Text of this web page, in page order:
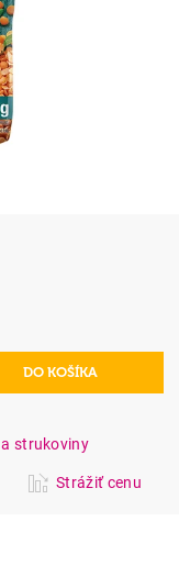
strukoviny
Strážiť cenu